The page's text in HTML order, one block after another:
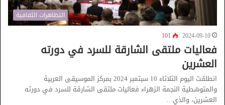
التظاهرات الثقافية
2024-09-10
101
فعاليات ملتقى الشارقة للسرد في دورته
العشرين
انطلقت اليوم الثلاثاء 10 سبتمبر 2024 بمركز الموسيقى العربية
والمتوسّطية النجمة الزهراء فعاليات ملتقى الشارقة للسرد في دورته
العشرين، والذي…